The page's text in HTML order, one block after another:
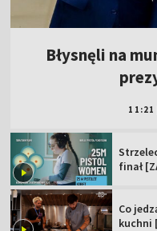
Błysnęli na
11:21
finał
Co
kuchni